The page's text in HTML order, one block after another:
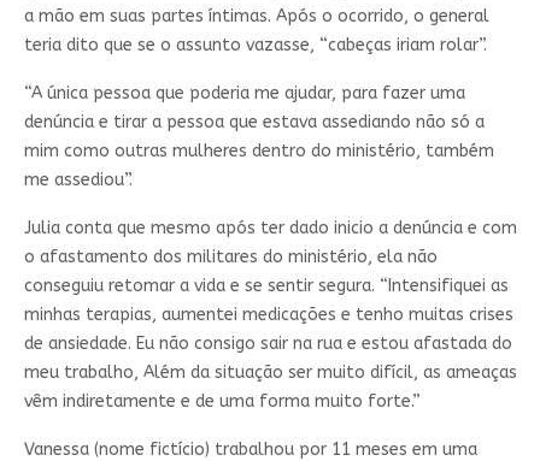
a mão em suas partes íntimas. Após o ocorrido, o general
teria dito que se o assunto vazasse, “cabeças iriam rolar”.
“A única pessoa que poderia me ajudar, para fazer uma
denúncia e tirar a pessoa que estava assediando não só a
mim como outras mulheres dentro do ministério, também
me assediou”.
Julia conta que mesmo após ter dado inicio a denúncia e com
o afastamento dos militares do ministério, ela não
conseguiu retomar a vida e se sentir segura. “Intensifiquei as
minhas terapias, aumentei medicações e tenho muitas crises
de ansiedade. Eu não consigo sair na rua e estou afastada do
meu trabalho, Além da situação ser muito difícil, as ameaças
vêm indiretamente e de uma forma muito forte.”
Vanessa (nome fictício) trabalhou por 11 meses em uma